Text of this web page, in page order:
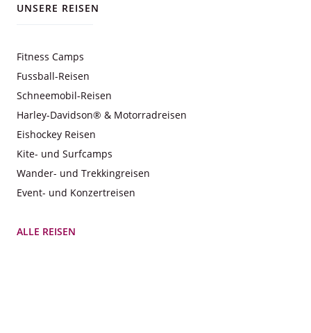
UNSERE REISEN
Fitness Camps
Fussball-Reisen
Schneemobil-Reisen
Harley-Davidson® & Motorradreisen
Eishockey Reisen
Kite- und Surfcamps
Wander- und Trekkingreisen
Event- und Konzertreisen
ALLE REISEN